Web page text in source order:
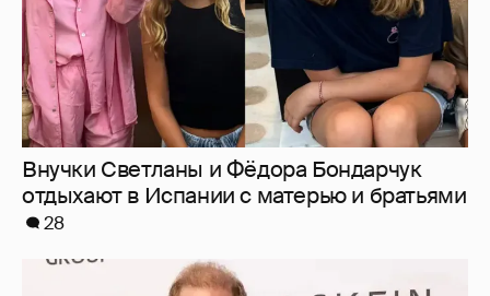
Внучки Светланы и Фёдора Бондарчук
отдыхают в Испании с матерью и братьями
28